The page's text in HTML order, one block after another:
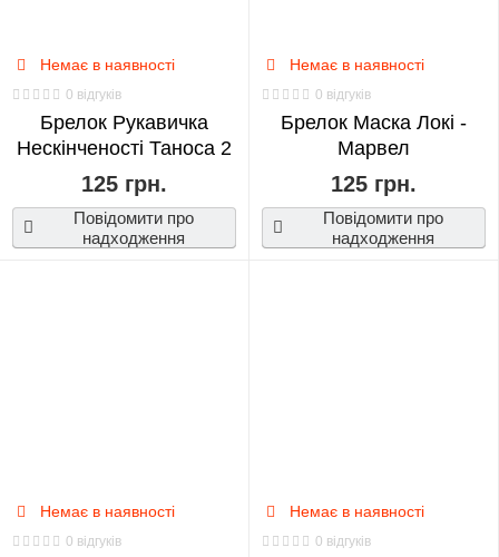
Немає в наявності
0 відгуків
Брелок Рукавичка
Нескінченості Таноса 2
125 грн.
Повідомити про
надходження
Немає в наявності
0 відгуків
Брелок Маска Локі -
Марвел
125 грн.
Повідомити про
надходження
Немає в наявності
0 відгуків
Немає в наявності
0 відгуків